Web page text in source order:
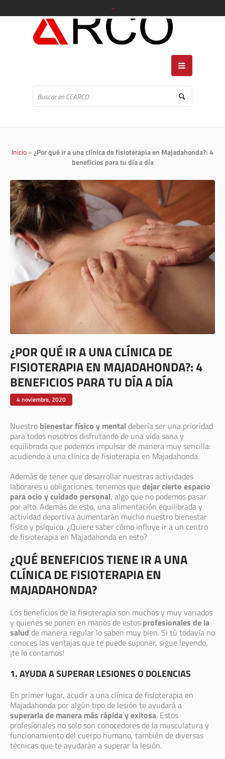
Inicio»¿Por qué ir a una clínica de fisioterapia en Majadahonda?: 4
beneficios para tu día a día
¿POR QUÉ IR A UNA CLÍNICA DE
FISIOTERAPIA EN MAJADAHONDA?: 4
BENEFICIOS PARA TU DÍA A DÍA
4 noviembre, 2020
Nuestro bienestar físico y mental debería ser una prioridad
para todos nosotros disfrutando de una vida sana y
equilibrada que podemos impulsar de manera muy sencilla:
acudiendo a una clínica de fisioterapia en Majadahonda.
Además de tener que desarrollar nuestras actividades
laborares u obligaciones, tenemos quedejar cierto espacio
para ocio y cuidado personal, algo que no podemos pasar
por alto. Además de esto, una alimentación equilibrada y
actividad deportiva aumentarán mucho nuestro bienestar
físico y psíquico. ¿Quiere saber cómo influye ir a un centro
de fisioterapia en Majadahonda en esto?
¿QUÉ BENEFICIOS TIENE IR A UNA
CLÍNICA DE FISIOTERAPIA EN
MAJADAHONDA?
Los beneficios de la fisioterapia son muchos y muy variados
y quienes se ponen en manos de estos profesionales de la
salud de manera regular lo saben muy bien. Si tú todavía no
conoces las ventajas que te puede suponer, sigue leyendo,
¡te lo contamos!
1. AYUDA A SUPERAR LESIONES O DOLENCIAS
En primer lugar, acudir a una clínica de fisioterapia en
Majadahonda por algún tipo de lesión te ayudará a
superarla de manera más rápida y exitosa. Estos
profesionales no solo son conocedores de la musculatura y
funcionamiento del cuerpo humano, también de diversas
técnicas que te ayudarán a superar la lesión.